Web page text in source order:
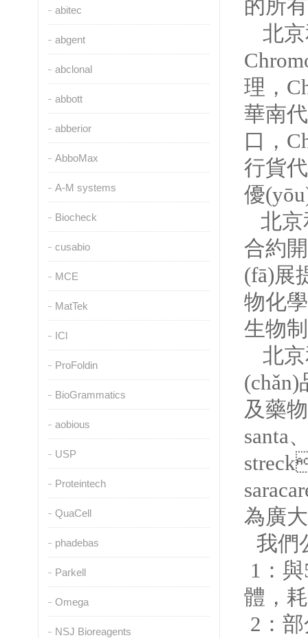
abitec
abgent
abclonal
abbott
abberior
AbboMax
A-M systems
Biocheck
cusabio
MCE
MatTek
ICl
ProFoldin
BioGrammatics
aobious
USP
Proteintech
QuaCell
phadebas
Parkell
Omega
NSJ Bioreagents
的所有
北
理，
華南
口
行貨代
優
北京
合約
(fā)展
物化學
生物
北
(chǎn)
及藥
為廣
我們
1：與
體
2：部